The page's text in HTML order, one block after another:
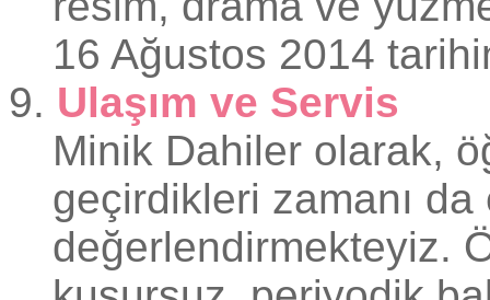
16 Ağustos 2014
9. Ulaşım ve Servis
Minik Dahiler olarak,
geçirdikleri zamanı
değerlendirmekteyiz.